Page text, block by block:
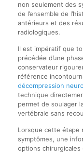
non seulement des
de l’ensemble de
antérieurs et des
radiologiques.
Il est impératif que
précédée d’une
conservateur
référence
décompression
technique
permet de soulager
vertébrale sans
Lorsque cette étape
symptômes, une
options